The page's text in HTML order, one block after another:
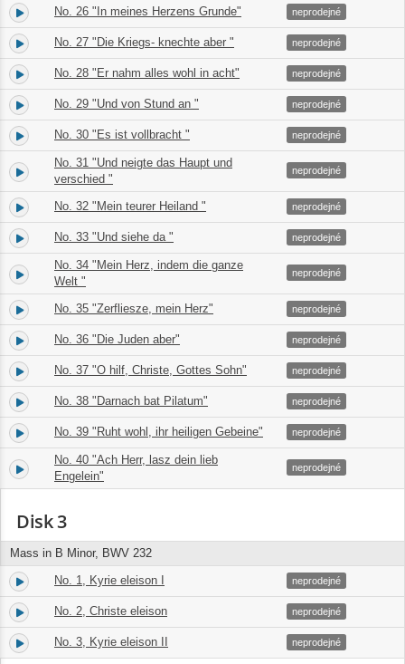
33. No. 26 "In meines Herzens Grunde" 01:24
neprodejné
34. No. 27 "Die Kriegs- knechte aber " 04:25
neprodejné
35. No. 28 "Er nahm alles wohl in acht" 01:31
neprodejné
36. No. 29 "Und von Stund an " 01:46
neprodejné
37. No. 30 "Es ist vollbracht " 07:16
neprodejné
38.
No. 31 "Und neigte das Haupt und
verschied "
00:31
neprodejné
39. No. 32 "Mein teurer Heiland " 04:41
neprodejné
40. No. 33 "Und siehe da " 00:40
neprodejné
41.
No. 34 "Mein Herz, indem die ganze
Welt "
00:52
neprodejné
42. No. 35 "Zerfliesze, mein Herz" 06:33
neprodejné
43. No. 36 "Die Juden aber" 02:08
neprodejné
44. No. 37 "O hilf, Christe, Gottes Sohn" 01:23
neprodejné
45. No. 38 "Darnach bat Pilatum" 02:19
neprodejné
46. No. 39 "Ruht wohl, ihr heiligen Gebeine" 08:51
neprodejné
47.
No. 40 "Ach Herr, lasz dein lieb
Engelein"
02:57
neprodejné
Disk 3
Mass in B Minor, BWV 232
1. No. 1, Kyrie eleison I 09:43
neprodejné
2. No. 2, Christe eleison 05:50
neprodejné
3. No. 3, Kyrie eleison II 04:16
neprodejné